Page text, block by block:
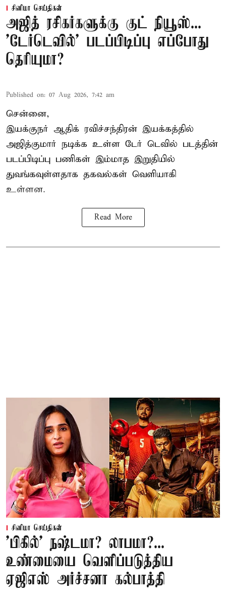
சினிமா செய்திகள்
அஜித் ரசிகர்களுக்கு குட் நியூஸ்...
'டேர்டெவில்' படப்பிடிப்பு எப்போது
தெரியுமா?
Published on: 07 Aug 2026, 7:42 am
சென்னை,
இயக்குநர் ஆதிக் ரவிச்சந்திரன் இயக்கத்தில்
அஜித்குமார் நடிக்க உள்ள டேர் டெவில் படத்தின்
படப்பிடிப்பு பணிகள் இம்மாத இறுதியில்
துவங்கவுள்ளதாக தகவல்கள் வெளியாகி
உள்ளன.
Read More
சினிமா செய்திகள்
'பிகில்' நஷ்டமா? லாபமா?...
உண்மையை வெளிப்படுத்திய
ஏஜிஎஸ் அர்ச்சனா கல்பாத்தி